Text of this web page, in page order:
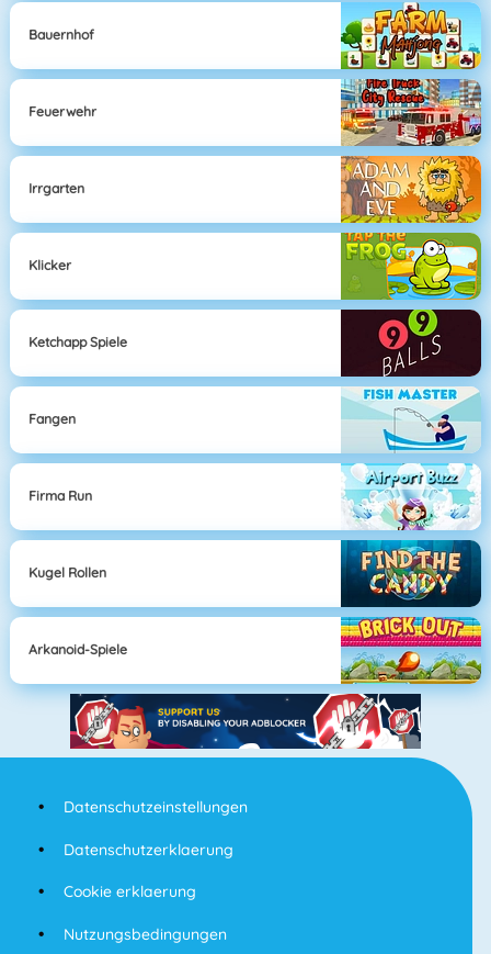
Bauernhof
Feuerwehr
Irrgarten
Klicker
Ketchapp Spiele
Fangen
Firma Run
Kugel Rollen
Arkanoid-Spiele
Datenschutzeinstellungen
Datenschutzerklaerung
Cookie erklaerung
Nutzungsbedingungen